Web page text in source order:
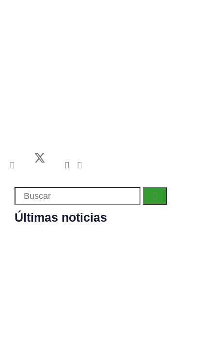
Últimas noticias